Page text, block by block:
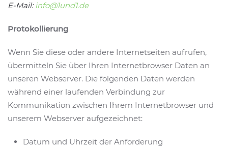
E-Mail:info@1und1.de
Protokollierung
Wenn Sie diese oder andere Internetseiten aufrufen,
übermitteln Sie über Ihren Internetbrowser Daten an
unseren Webserver. Die folgenden Daten werden
während einer laufenden Verbindung zur
Kommunikation zwischen Ihrem Internetbrowser und
unserem Webserver aufgezeichnet:
Datum und Uhrzeit der Anforderung